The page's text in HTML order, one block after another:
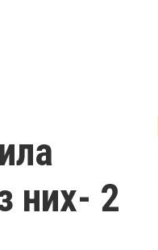
них- 2